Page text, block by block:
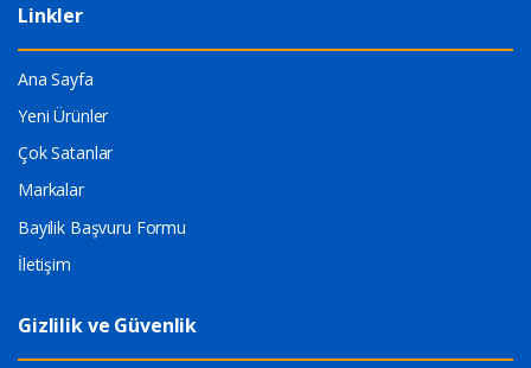
Linkler
Ana Sayfa
Yeni Ürünler
Çok Satanlar
Markalar
Bayilik Başvuru Formu
İletişim
Gizlilik ve Güvenlik